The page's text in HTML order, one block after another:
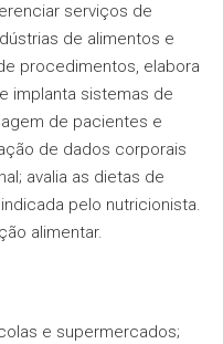
serviços de
de alimentos e
procedimentos, elabora
implanta sistemas de
de pacientes e
de dados corporais
avalia as dietas de
pelo nutricionista.
alimentar.
e supermercados;